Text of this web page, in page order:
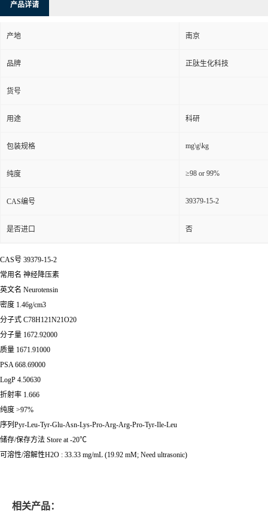
产品详请
产地 南京
品牌 正肽生化科技
货号
用途 科研
包装规格 mg\g\kg
纯度 ≥98 or 99%
CAS编号 39379-15-2
是否进口 否
CAS号 39379-15-2
常用名 神经降压素
英文名 Neurotensin
密度 1.46g/cm3
分子式 C78H121N21O20
分子量 1672.92000
质量 1671.91000
PSA 668.69000
LogP 4.50630
折射率 1.666
纯度 >97%
序列Pyr-Leu-Tyr-Glu-Asn-Lys-Pro-Arg-Arg-Pro-Tyr-Ile-Leu
储存/保存方法 Store at -20℃
可溶性/溶解性H2O : 33.33 mg/mL (19.92 mM; Need ultrasonic)
相关产品：